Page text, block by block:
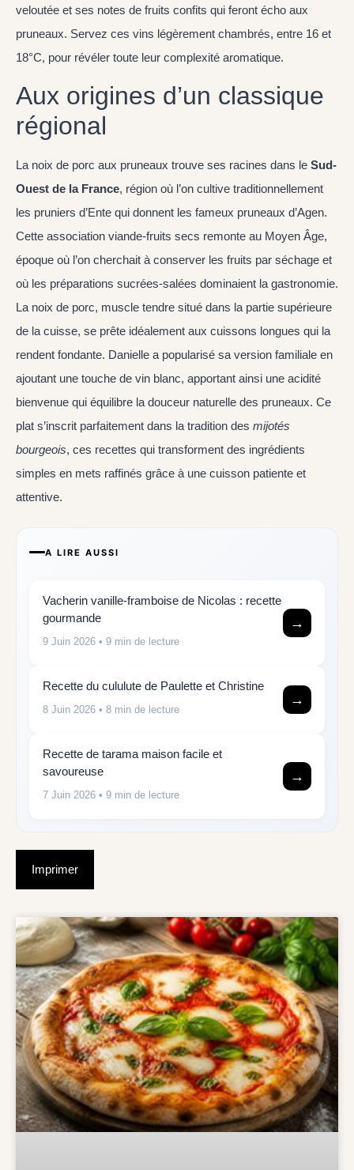
veloutée et ses notes de fruits confits qui feront écho aux
pruneaux. Servez ces vins légèrement chambrés, entre 16 et
18°C, pour révéler toute leur complexité aromatique.
Aux origines d’un classique
régional
La noix de porc aux pruneaux trouve ses racines dans le Sud-
Ouest de la France, région où l’on cultive traditionnellement
les pruniers d’Ente qui donnent les fameux pruneaux d’Agen.
Cette association viande-fruits secs remonte au Moyen Âge,
époque où l’on cherchait à conserver les fruits par séchage et
où les préparations sucrées-salées dominaient la gastronomie.
La noix de porc, muscle tendre situé dans la partie supérieure
de la cuisse, se prête idéalement aux cuissons longues qui la
rendent fondante. Danielle a popularisé sa version familiale en
ajoutant une touche de vin blanc, apportant ainsi une acidité
bienvenue qui équilibre la douceur naturelle des pruneaux. Ce
plat s’inscrit parfaitement dans la tradition des mijotés
bourgeois, ces recettes qui transforment des ingrédients
simples en mets raffinés grâce à une cuisson patiente et
attentive.
A LIRE AUSSI
Vacherin vanille-framboise de Nicolas : recette
gourmande
9 Juin 2026 • 9 min de lecture
→
Recette du cululute de Paulette et Christine
8 Juin 2026 • 8 min de lecture
→
Recette de tarama maison facile et
savoureuse
7 Juin 2026 • 9 min de lecture
→
Imprimer